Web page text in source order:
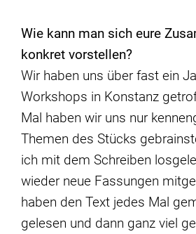
Wie kann man sich eure
konkret vorstellen?
Wir haben uns über fast ein
Workshops in Konstanz
Mal haben wir uns nur
Themen des Stücks
ich mit dem Schreiben
wieder neue Fassungen
haben den Text jedes Mal
gelesen und dann ganz viel